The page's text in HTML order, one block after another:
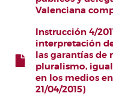
FICHERO
Valenciana
FICHERO
Instrucción 4/
interpretación
las garantías de
pluralismo,
en los medios
21/04/2015)